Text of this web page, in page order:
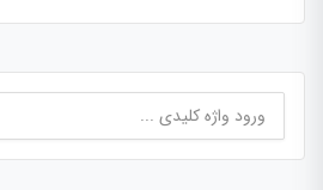
جستجو
برای: